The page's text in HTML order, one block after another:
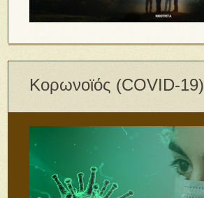
Κορωνοϊός (COVID-19)